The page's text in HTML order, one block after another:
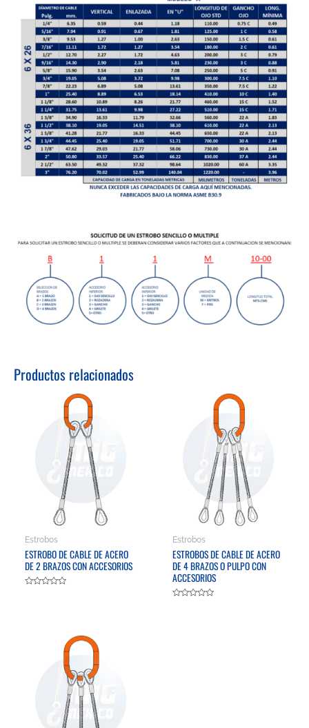
Productos relacionados
Estrobos
ESTROBO DE CABLE DE ACERO
DE 2 BRAZOS CON ACCESORIOS
Estrobos
ESTROBOS DE CABLE DE ACERO
DE 4 BRAZOS O PULPO CON
ACCESORIOS